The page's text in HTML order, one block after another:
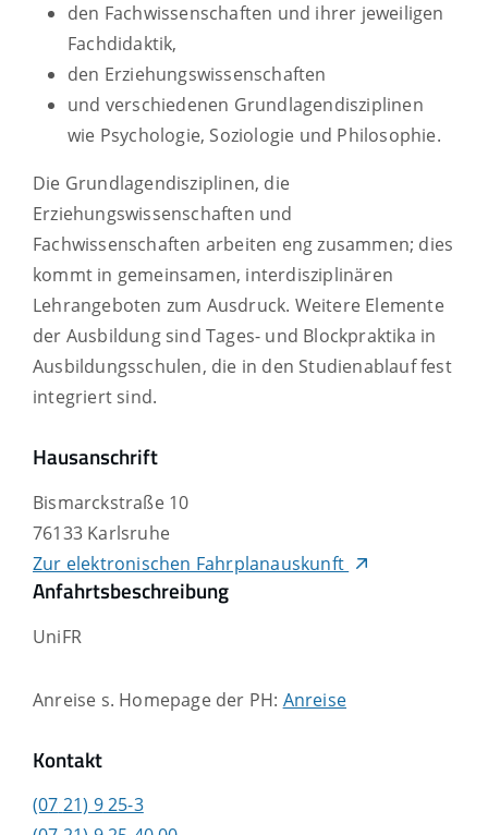
den Fachwissenschaften und ihrer jeweiligen
Fachdidaktik,
den Erziehungswissenschaften
und verschiedenen Grundlagendisziplinen
wie Psychologie, Soziologie und Philosophie.
Die Grundlagendisziplinen, die
Erziehungswissenschaften und
Fachwissenschaften arbeiten eng zusammen; dies
kommt in gemeinsamen, interdisziplinären
Lehrangeboten zum Ausdruck. Weitere Elemente
der Ausbildung sind Tages- und Blockpraktika in
Ausbildungsschulen, die in den Studienablauf fest
integriert sind.
Hausanschrift
Bismarckstraße 10
76133 Karlsruhe
Zur elektronischen Fahrplanauskunft
Anfahrtsbeschreibung
UniFR
Anreise s. Homepage der PH: Anreise
Kontakt
(07 21) 925-3